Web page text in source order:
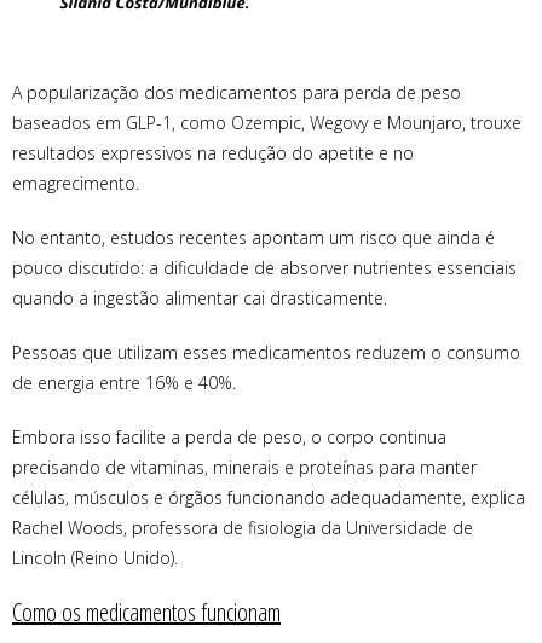
A popularização dos medicamentos para perda de peso
baseados em GLP-1, como Ozempic, Wegovy e Mounjaro, trouxe
resultados expressivos na redução do apetite e no
emagrecimento.
No entanto, estudos recentes apontam um risco que ainda é
pouco discutido: a dificuldade de absorver nutrientes essenciais
quando a ingestão alimentar cai drasticamente.
Pessoas que utilizam esses medicamentos reduzem o consumo
de energia entre 16% e 40%.
Embora isso facilite a perda de peso, o corpo continua
precisando de vitaminas, minerais e proteínas para manter
células, músculos e órgãos funcionando adequadamente, explica
Rachel Woods, professora de fisiologia da Universidade de
Lincoln (Reino Unido).
Como os medicamentos funcionam